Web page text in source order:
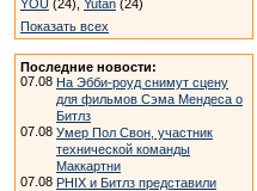
YOU (24), Yutan (24)
Показать всех
Последние новости:
07.08 На Эбби-роуд снимут сцену
для фильмов Сэма Мендеса о
Битлз
07.08 Умер Пол Свон, участник
технической команды
Маккартни
07.08 PHIX и Битлз представили